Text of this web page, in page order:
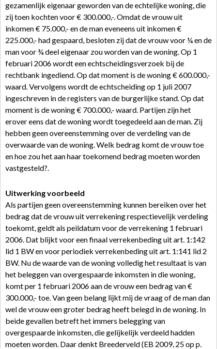
gezamenlijk eigenaar geworden van de echtelijke woning, die
zij toen kochten voor € 300.000,-. Omdat de vrouw uit
inkomen € 75.000,- en de man eveneens uit inkomen €
225.000,- had gespaard, besloten zij dat de vrouw voor ¼ en de
man voor ¾ deel eigenaar zou worden van de woning. Op 1
februari 2006 wordt een echtscheidingsverzoek bij de
rechtbank ingediend. Op dat moment is de woning € 600.000,-
waard. Vervolgens wordt de echtscheiding op 1 juli 2007
ingeschreven in de registers van de burgerlijke stand. Op dat
moment is de woning € 700.000,- waard. Partijen zijn het
erover eens dat de woning wordt toegedeeld aan de man. Zij
hebben geen overeenstemming over de verdeling van de
overwaarde van de woning. Welk bedrag komt de vrouw toe
en hoe zou het aan haar toekomend bedrag moeten worden
vastgesteld?.
Uitwerking voorbeeld
Als partijen geen overeenstemming kunnen bereiken over het
bedrag dat de vrouw uit verrekening respectievelijk verdeling
toekomt, geldt als peildatum voor de verrekening 1 februari
2006. Dat blijkt voor een finaal verrekenbeding uit art. 1:142
lid 1 BW en voor periodiek verrekenbeding uit art. 1:141 lid 2
BW. Nu de waarde van de woning volledig het resultaat is van
het beleggen van overgespaarde inkomsten in die woning,
komt per 1 februari 2006 aan de vrouw een bedrag van €
300.000,- toe. Van geen belang lijkt mij de vraag of de man dan
wel de vrouw een groter bedrag heeft belegd in de woning. In
beide gevallen betreft het immers belegging van
overgespaarde inkomsten, die gelijkelijk verdeeld hadden
moeten worden. Daar denkt Breederveld (EB 2009, 25 op p.